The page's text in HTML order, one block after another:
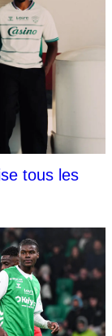
tous les